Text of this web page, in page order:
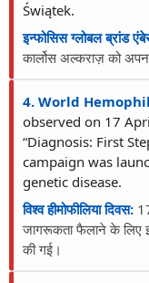
Świątek.
इन्फोसिस ग्लोबल ब्रांड
कार्लोस अल्कराज़ को
4. World
observed on 17
“Diagnosis: First
campaign was
genetic disease.
विश्व हीमोफीलिया दिवस:
जागरूकता फैलाने के लिए
की गई।